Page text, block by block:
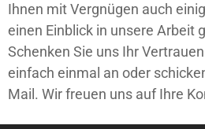
Ihnen mit Vergnügen auch
einen Einblick in unsere Arbeit
Schenken Sie uns Ihr
einfach einmal an oder
Mail. Wir freuen uns auf Ihre